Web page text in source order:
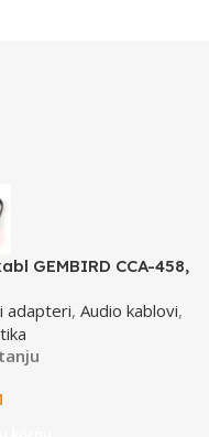
GEMBIRD CCA-458,
adapteri,Audio kablovi,